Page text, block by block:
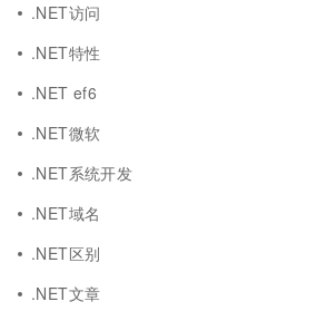
.NET访问
.NET特性
.NET ef6
.NET微软
.NET系统开发
.NET域名
.NET区别
.NET文章